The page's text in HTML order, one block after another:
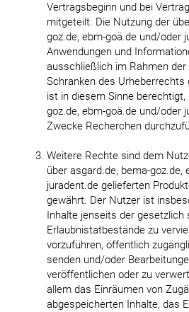
Vertragsbeginn und bei
mitgeteilt. Die Nutzung der
goz.de, ebm-goä.de und/oder
Anwendungen und
ausschließlich im Rahmen
Schranken des
ist in diesem Sinne
goz.de, ebm-goä.de und/oder
Zwecke Recherchen
Weitere Rechte sind dem
über asgard.de, bema-goz.de,
juradent.de gelieferten
gewährt. Der Nutzer ist
Inhalte jenseits der
Erlaubnistatbestände zu
vorzuführen, öffentlich
senden und/oder
veröffentlichen oder zu
allem das Einräumen von
abgespeicherten Inhalte, das